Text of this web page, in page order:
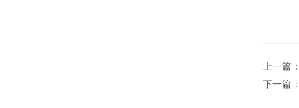
上一篇：
下一篇：